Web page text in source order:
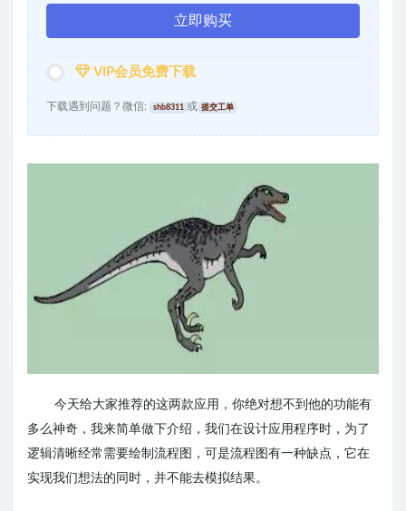
立即购买
VIP会员免费下载
下载遇到问题？微信: shb8311 或 提交工单
今天给大家推荐的这两款应用，你绝对想不到他的功能有
多么神奇，我来简单做下介绍，我们在设计应用程序时，为了
逻辑清晰经常 需要绘制流程图，可是流程图有一种缺点，它在
实现我们想法的同时，并不能去模拟结果。